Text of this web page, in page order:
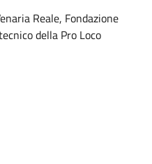
Reale, Fondazione
della Pro Loco